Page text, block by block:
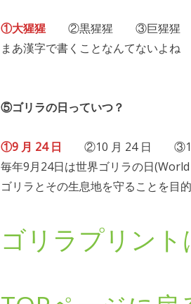
①大猩猩②黒猩猩 ③巨猩猩
まあ漢字で書くことなんてないよね
⑤ゴリラの日っていつ？
①9 月 24 日 ②10 月 24 日 ③11
毎年9月24日は世界ゴリラの日(World
ゴリラとその生息地を守ることを目
ゴリラプリント